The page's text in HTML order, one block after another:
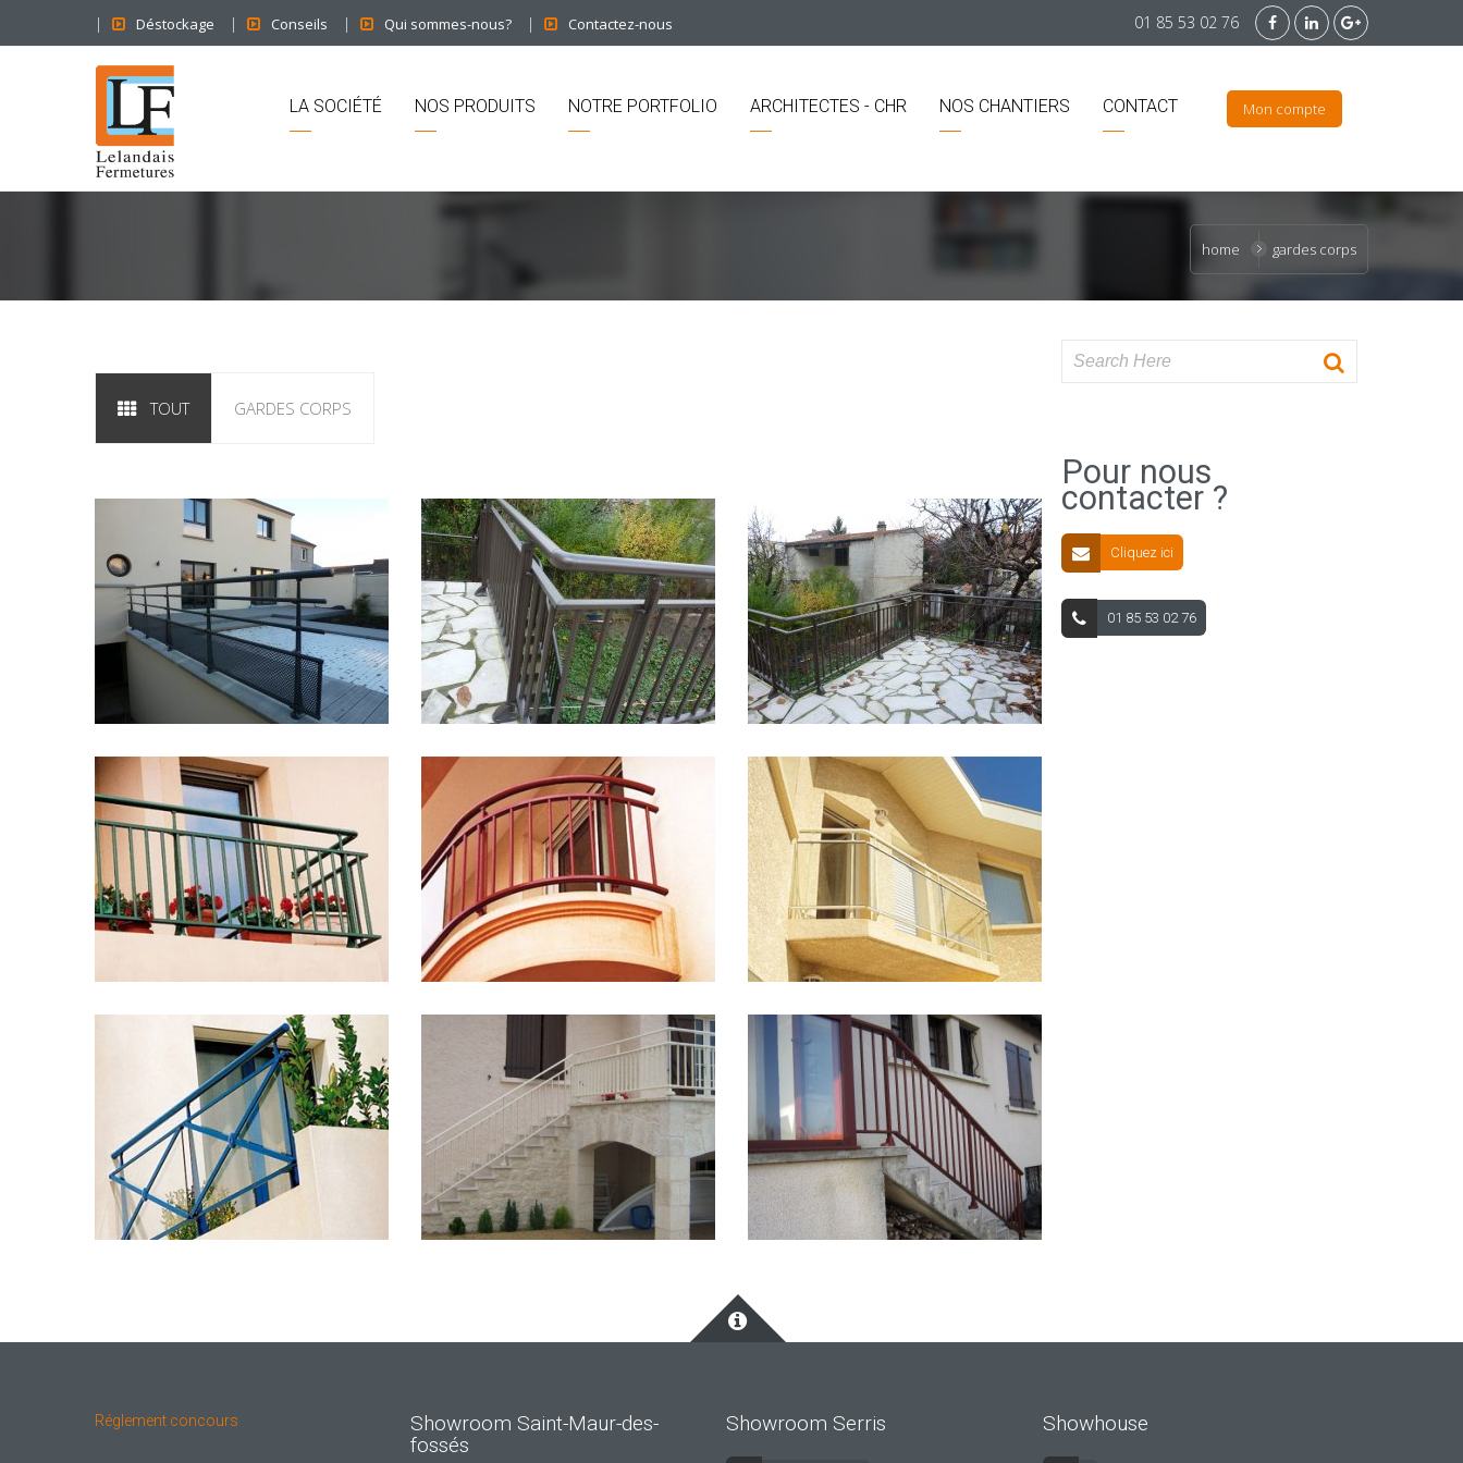
Déstockage Conseils Qui sommes-nous? Contactez-nous 01 85 53 02 76
LA SOCIÉTÉ NOS PRODUITS NOTRE PORTFOLIO ARCHITECTES - CHR NOS CHANTIERS CONTACT Mon compte
home gardes corps
TOUT GARDES CORPS
Pour nous
contacter ?
Cliquez ici
01 85 53 02 76
Réglement concours
Showroom Saint-Maur-des-
fossés
Showroom Serris Showhouse